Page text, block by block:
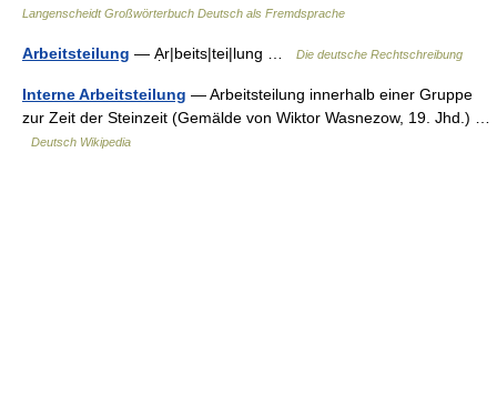
Langenscheidt Großwörterbuch Deutsch als Fremdsprache
Arbeitsteilung — Ạr|beits|tei|lung … Die deutsche Rechtschreibung
Interne Arbeitsteilung — Arbeitsteilung innerhalb einer Gruppe
zur Zeit der Steinzeit (Gemälde von Wiktor Wasnezow, 19. Jhd.) …
Deutsch Wikipedia